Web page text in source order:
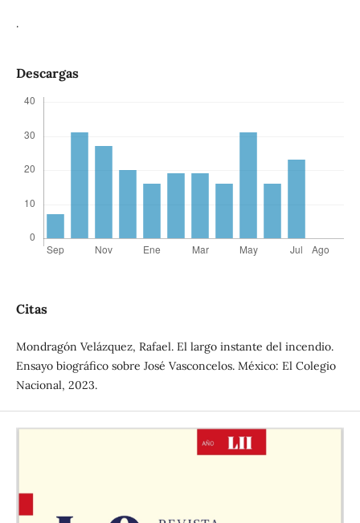
.
Descargas
Citas
Mondragón Velázquez, Rafael. El largo instante del incendio.
Ensayo biográfico sobre José Vasconcelos. México: El Colegio
Nacional, 2023.